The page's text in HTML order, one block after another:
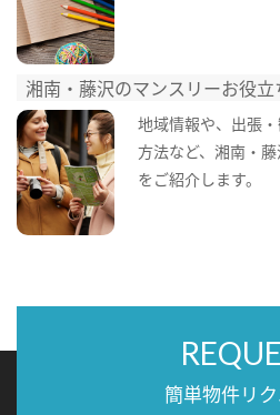
湘南・藤沢のマンスリーお役立
地域情報や、出張
方法など、湘南・
をご紹介します。
簡単物件リ